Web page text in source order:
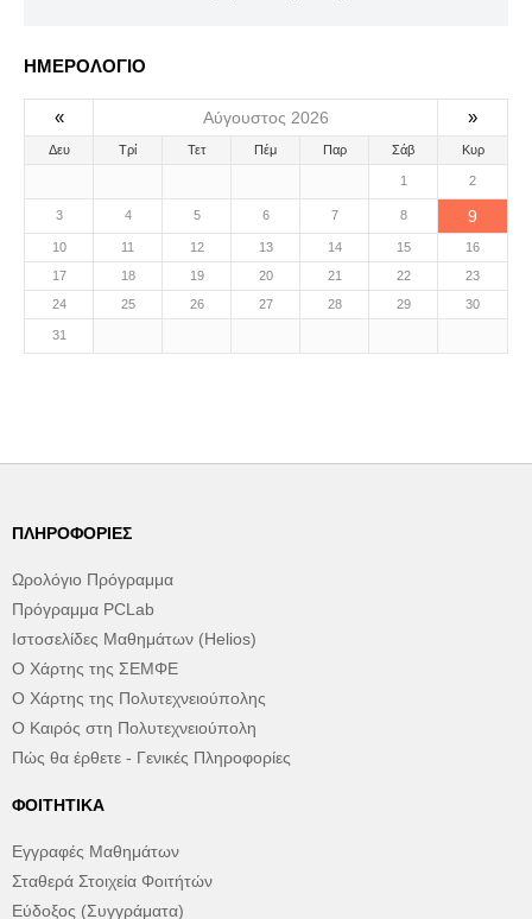
ΗΜΕΡΟΛΟΓΙΟ
« Αύγουστος 2026 »
Δευ Τρί Τετ Πέμ Παρ Σάβ Κυρ
1 2
3 4 5 6 7 8 9
10 11 12 13 14 15
16
17
18 19 20 21 22
23
24
25 26 27 28 29 30
31
ΠΛΗΡΟΦΟΡΊΕΣ
Ωρολόγιο Πρόγραμμα
Πρόγραμμα PCLab
Ιστοσελίδες Μαθημάτων (Helios)
Ο Χάρτης της ΣΕΜΦΕ
Ο Χάρτης της Πολυτεχνειούπολης
Ο Καιρός στη Πολυτεχνειούπολη
Πώς θα έρθετε - Γενικές Πληροφορίες
ΦΟΙΤΗΤΙΚΆ
Εγγραφές Μαθημάτων
Σταθερά Στοιχεία Φοιτήτών
Εύδοξος (Συγγράματα)